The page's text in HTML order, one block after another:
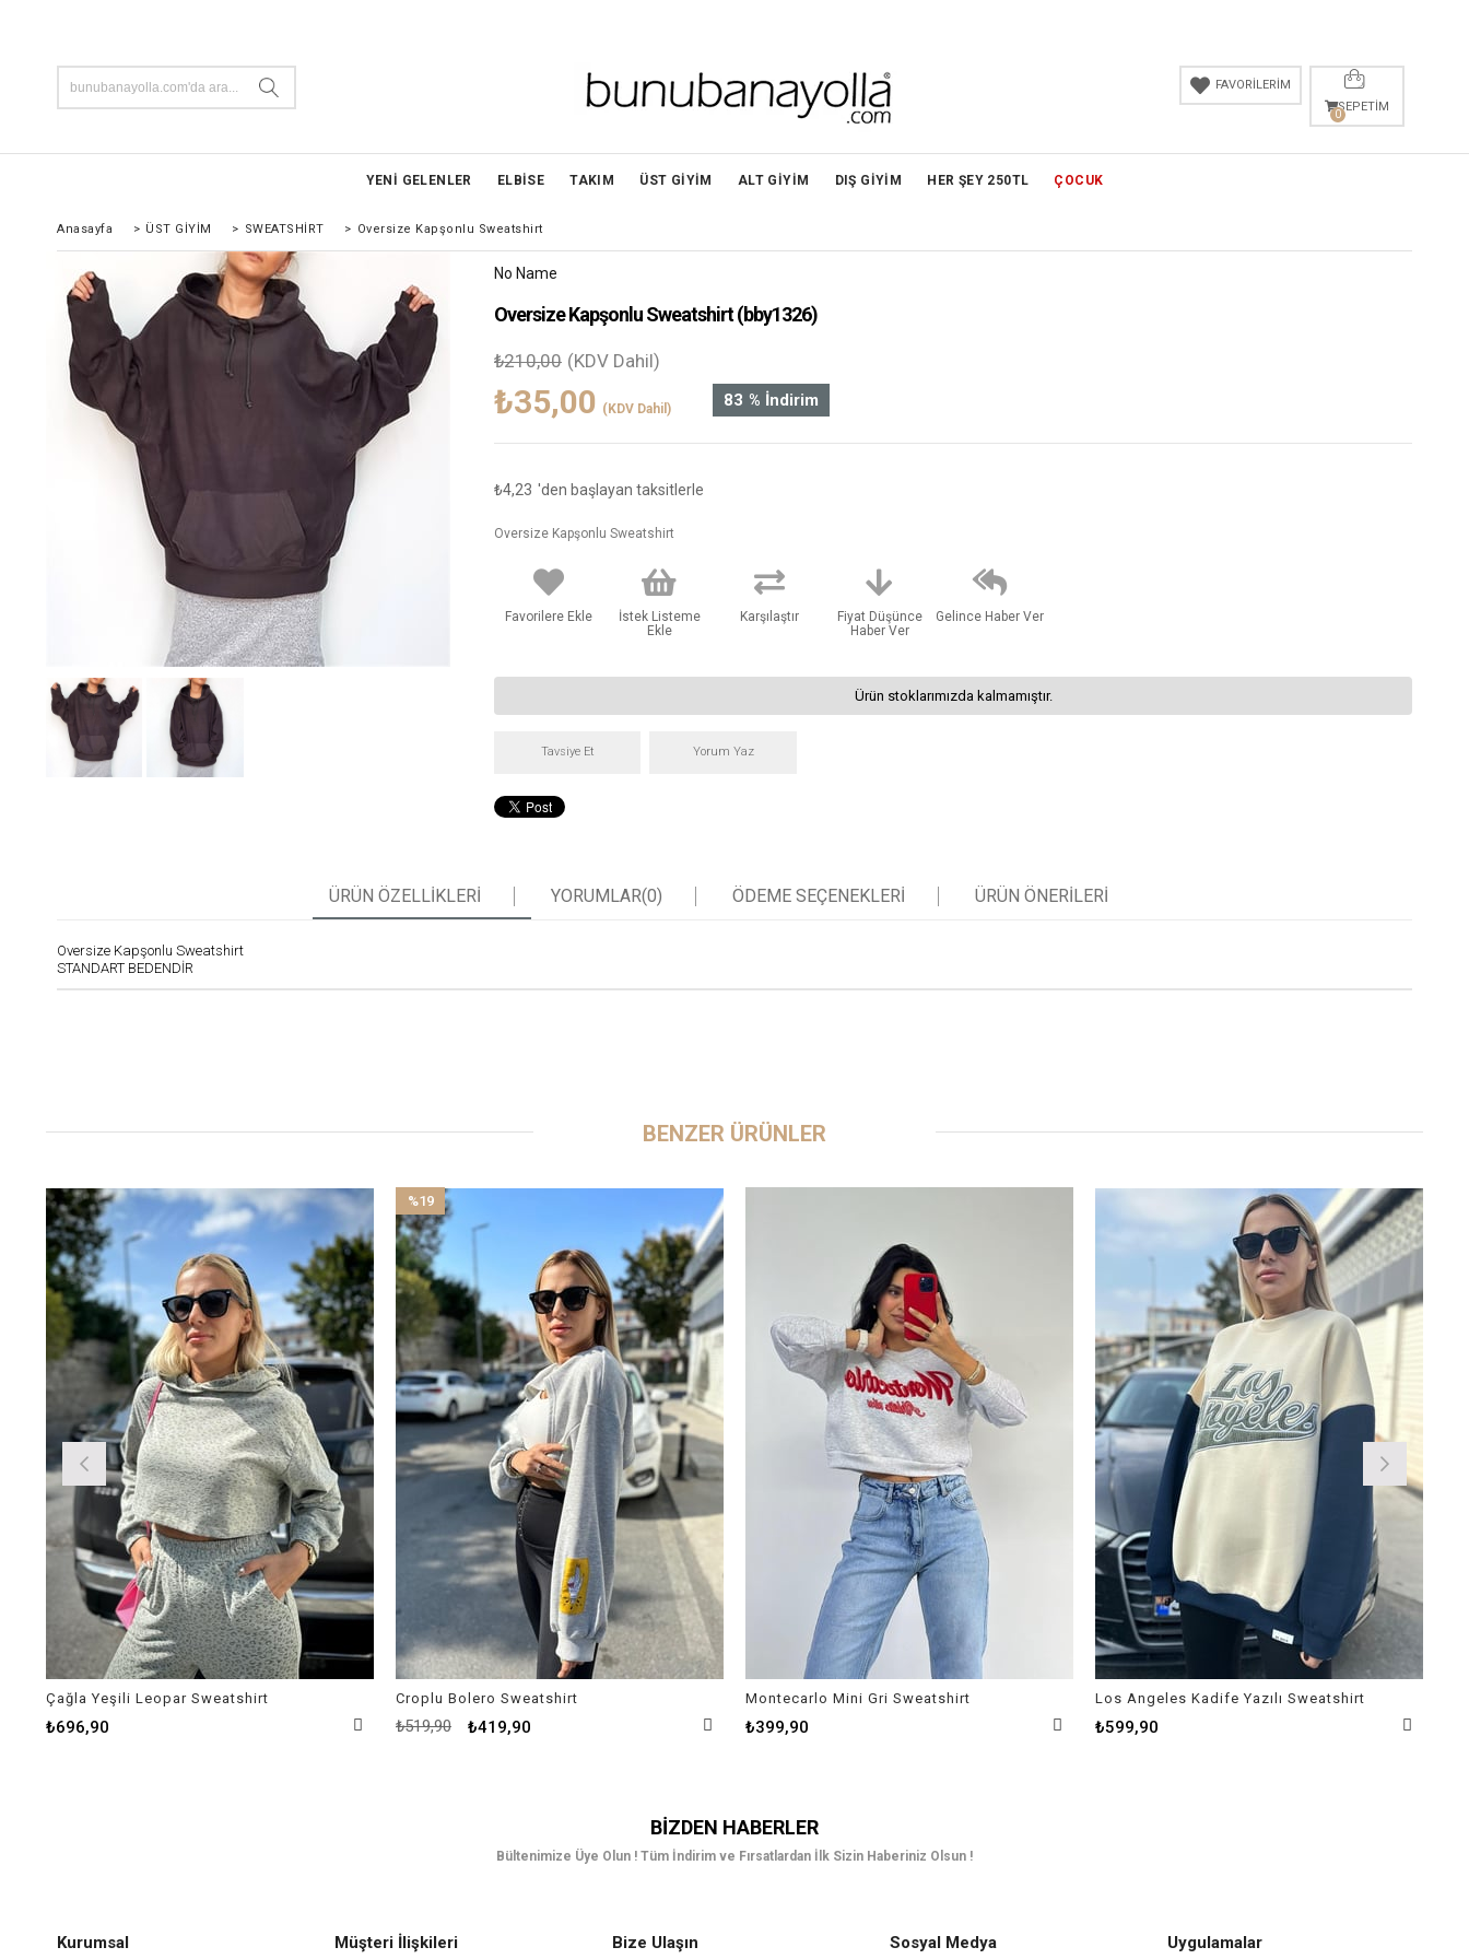
SEPETIM
0
FAVORİLERİM
YENİ GELENLER ELBİSE TAKIM ÜST GİYİM ALT GİYİM DIŞ GİYİM HER ŞEY 250TL ÇOCUK
Anasayfa > ÜST GİYİM > SWEATSHİRT > Oversize Kapşonlu Sweatshirt
No Name
Oversize Kapşonlu Sweatshirt(bby1326)
%
83 İndirim
₺210,00 (KDV Dahil)
₺35,00 (KDV Dahil)
₺4,23 'den başlayan taksitlerle
Oversize Kapşonlu Sweatshirt
Favorilere Ekle
İstek Listeme
Ekle
Karşılaştır
Fiyat Düşünce
Haber Ver
Gelince Haber Ver
Ürün stoklarımızda kalmamıştır.
Tavsiye Et Yorum Yaz
ÜRÜN ÖZELLIKLERI YORUMLAR(0) ÖDEME SEÇENEKLERI ÜRÜN ÖNERILERI
Oversize Kapşonlu Sweatshirt
STANDART BEDENDİR
BENZER ÜRÜNLER
Çağla Yeşili Leopar Sweatshirt
₺696,90
Croplu Bolero Sweatshirt
₺419,90
₺519,90
%19
İndirim
%19İndirim
Montecarlo Mini Gri Sweatshirt
₺399,90
Los Angeles Kadife Yazılı Sweatshirt
₺599,90
BIZDEN HABERLER
Bültenimize Üye Olun ! Tüm İndirim ve Fırsatlardan İlk Sizin Haberiniz Olsun !
Kurumsal Müşteri İlişkileri Bize Ulaşın Sosyal Medya Uygulamalar